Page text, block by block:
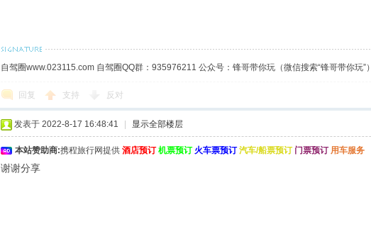
自驾圈www.023115.com 自驾圈QQ群：935976211 公众号：锋哥带你玩（微信搜索“锋哥带你玩”
回复 支持 反对
发表于 2022-8-17 16:48:41 显示全部楼层
本站赞助商:携程旅行网提供 酒店预订 机票预订 火车票预订 汽车/船票预订 门票预订 用车服务
谢谢分享